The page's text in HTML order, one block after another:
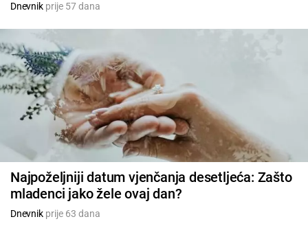
Dnevnikprije 57 dana
Najpoželjniji datum vjenčanja desetljeća: Zašto
mladenci jako žele ovaj dan?
Dnevnikprije 63 dana